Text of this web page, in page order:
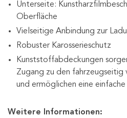
Unterseite:
Oberfläche
Vielseitige Anbindung zur
Robuster Karosserieschutz
Kunststoffabdeckungen
Zugang zu den fahrzeugseitig
und ermöglichen eine
Weitere Informationen: